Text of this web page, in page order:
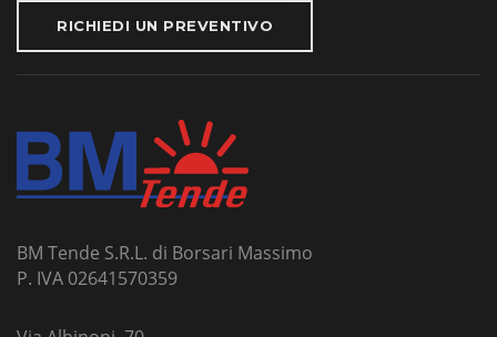
RICHIEDI UN PREVENTIVO
BM Tende S.R.L. di Borsari Massimo
P. IVA 02641570359